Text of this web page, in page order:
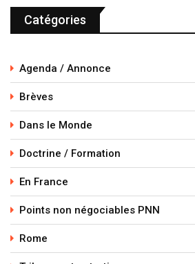
Catégories
Agenda / Annonce
Brèves
Dans le Monde
Doctrine / Formation
En France
Points non négociables PNN
Rome